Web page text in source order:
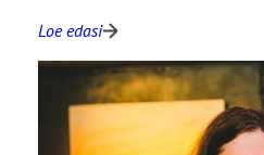
Loe edasi
:
V